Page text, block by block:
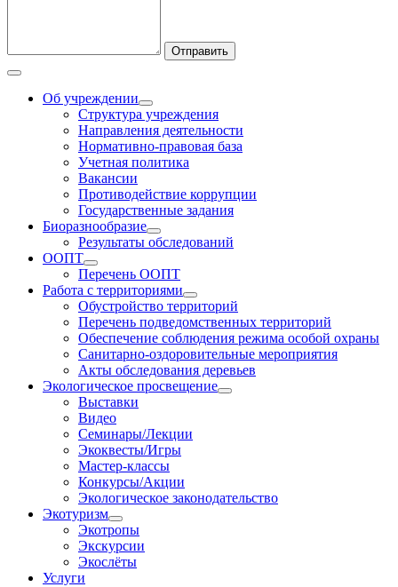
Отправить
Об учреждении
Структура учреждения
Направления деятельности
Нормативно-правовая база
Учетная политика
Вакансии
Противодействие коррупции
Государственные задания
Биоразнообразие
Результаты обследований
ООПТ
Перечень ООПТ
Работа с территориями
Обустройство территорий
Перечень подведомственных территорий
Обеспечение соблюдения режима особой охраны
Санитарно-оздоровительные мероприятия
Акты обследования деревьев
Экологическое просвещение
Выставки
Видео
Семинары/Лекции
Экоквесты/Игры
Мастер-классы
Конкурсы/Акции
Экологическое законодательство
Экотуризм
Экотропы
Экскурсии
Экослёты
Услуги